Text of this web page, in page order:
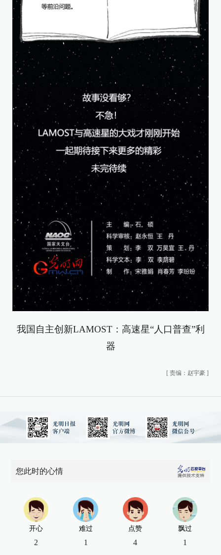
我国自主创新LAMOST：高速星“人口普查”利
器
[ 责编：赵宇豪 ]
您此时的心情
开心
2
难过
1
点赞
4
飘过
1